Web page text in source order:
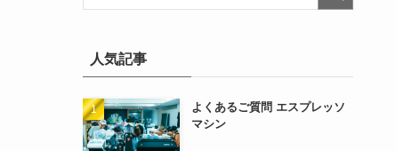
人気記事
よくあるご質問 エスプレッソ
マシン